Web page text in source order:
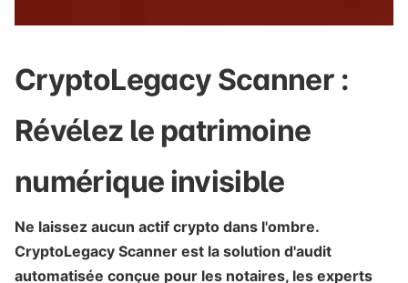
CryptoLegacy Scanner :
Révélez le patrimoine
numérique invisible
Ne laissez aucun actif crypto dans l'ombre.
CryptoLegacy Scanner est la solution d'audit
automatisée conçue pour les notaires, les experts